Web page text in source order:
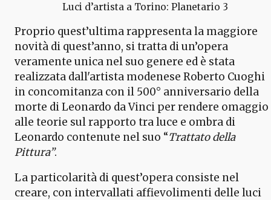
Luci d’artista a Torino: Planetario 3
Proprio quest’ultima rappresenta la maggiore
novità di quest’anno, si tratta di un’opera
veramente unica nel suo genere ed è stata
realizzata dall'artista modenese Roberto Cuoghi
in concomitanza con il 500° anniversario della
morte di Leonardo da Vinci per rendere omaggio
alle teorie sul rapporto tra luce e ombra di
Leonardo contenute nel suo “Trattato della
Pittura”.
La particolarità di quest’opera consiste nel
creare, con intervallati affievolimenti delle luci